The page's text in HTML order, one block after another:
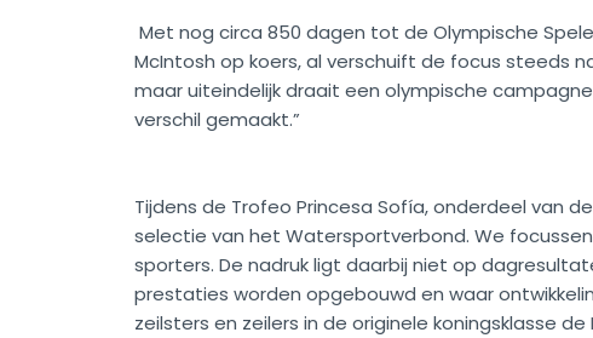
Met nog circa 850 dagen tot de Olympische
McIntosh op koers, al verschuift de focus steeds
maar uiteindelijk draait een olympische
verschil gemaakt.”
Tijdens de Trofeo Princesa Sofía, onderdeel van
selectie van het Watersportverbond. We
sporters. De nadruk ligt daarbij niet op
prestaties worden opgebouwd en waar
zeilsters en zeilers in de originele koningsklasse de